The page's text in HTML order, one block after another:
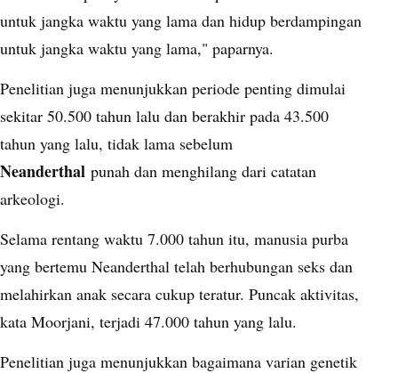
untuk jangka waktu yang lama dan hidup berdampingan
untuk jangka waktu yang lama," paparnya.
Penelitian juga menunjukkan periode penting dimulai
sekitar 50.500 tahun lalu dan berakhir pada 43.500
tahun yang lalu, tidak lama sebelum
Neanderthal punah dan menghilang dari catatan
arkeologi.
Selama rentang waktu 7.000 tahun itu, manusia purba
yang bertemu Neanderthal telah berhubungan seks dan
melahirkan anak secara cukup teratur. Puncak aktivitas,
kata Moorjani, terjadi 47.000 tahun yang lalu.
Penelitian juga menunjukkan bagaimana varian genetik